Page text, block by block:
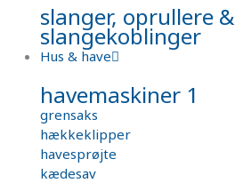
slanger, oprullere &
slangekoblinger
Hus & have
havemaskiner 1
grensaks
hækkeklipper
havesprøjte
kædesav